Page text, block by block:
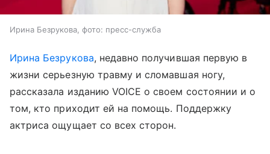
Ирина Безрукова, фото: пресс-служба
Ирина Безрукова, недавно получившая первую в
жизни серьезную травму и сломавшая ногу,
рассказала изданию VOICE о своем состоянии и о
том, кто приходит ей на помощь. Поддержку
актриса ощущает со всех сторон.